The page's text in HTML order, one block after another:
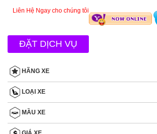
Liên Hệ Ngay cho chúng tôi
ĐẶT DỊCH VỤ
HÃNG XE
LOẠI XE
MẦU XE